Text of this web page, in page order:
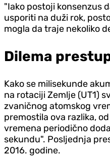
"Iako postoji konsenzus
usporiti na duži rok,
mogla da traje nekoliko
Dilema
Kako se milisekunde
na rotaciji Zemlje (UT1)
zvaničnog atomskog
premostila ova razlika,
vremena periodično
sekundu". Posljednja
2016. godine.